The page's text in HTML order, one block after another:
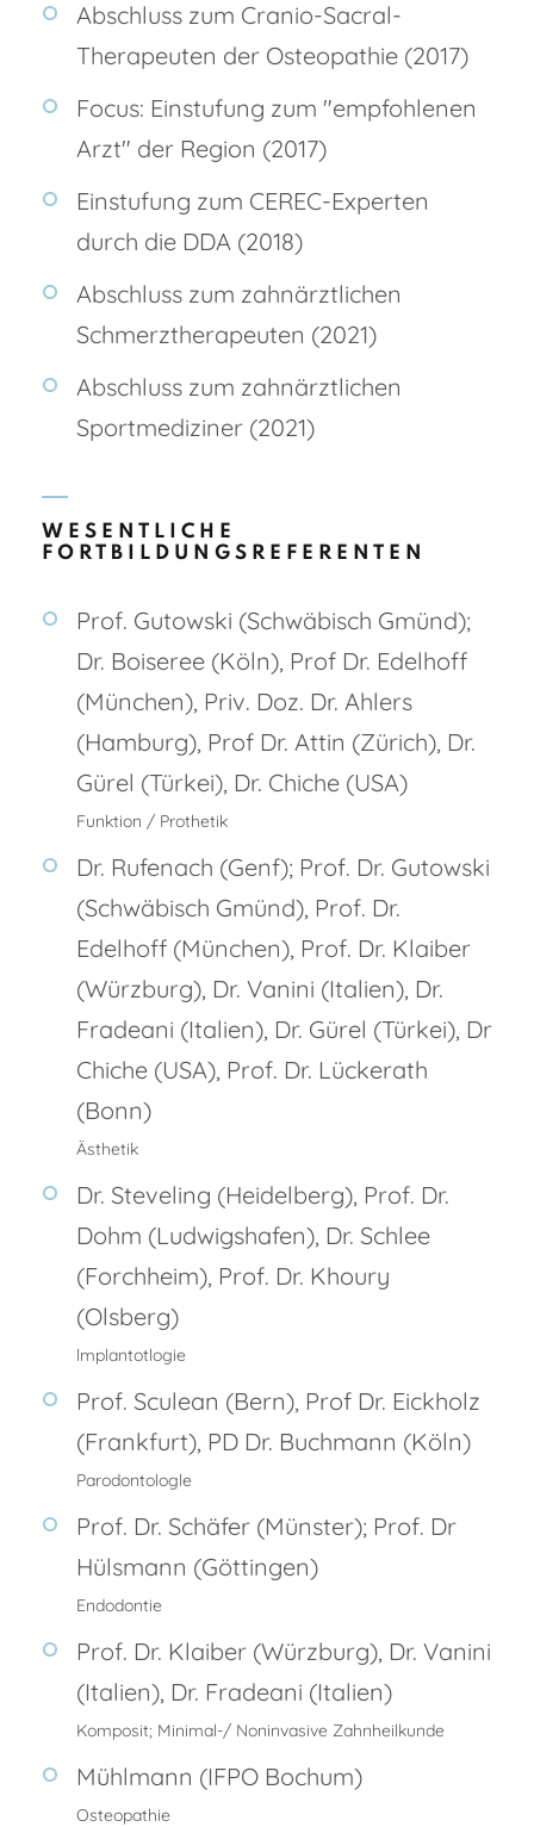
Abschluss zum Cranio-Sacral-
Therapeuten der Osteopathie (2017)
Focus: Einstufung zum "empfohlenen
Arzt" der Region (2017)
Einstufung zum CEREC-Experten
durch die DDA (2018)
Abschluss zum zahnärztlichen
Schmerztherapeuten (2021)
Abschluss zum zahnärztlichen
Sportmediziner (2021)
WESENTLICHE
FORTBILDUNGSREFERENTEN
Prof. Gutowski (Schwäbisch Gmünd);
Dr. Boiseree (Köln), Prof Dr. Edelhoff
(München), Priv. Doz. Dr. Ahlers
(Hamburg), Prof Dr. Attin (Zürich), Dr.
Gürel (Türkei), Dr. Chiche (USA)
Funktion / Prothetik
Dr. Rufenach (Genf); Prof. Dr. Gutowski
(Schwäbisch Gmünd), Prof. Dr.
Edelhoff (München), Prof. Dr. Klaiber
(Würzburg), Dr. Vanini (Italien), Dr.
Fradeani (Italien), Dr. Gürel (Türkei), Dr
Chiche (USA), Prof. Dr. Lückerath
(Bonn)
Ästhetik
Dr. Steveling (Heidelberg), Prof. Dr.
Dohm (Ludwigshafen), Dr. Schlee
(Forchheim), Prof. Dr. Khoury
(Olsberg)
lmplantotlogie
Prof. Sculean (Bern), Prof Dr. Eickholz
(Frankfurt), PD Dr. Buchmann (Köln)
Parodontologle
Prof. Dr. Schäfer (Münster); Prof. Dr
Hülsmann (Göttingen)
Endodontie
Prof. Dr. Klaiber (Würzburg), Dr. Vanini
(Italien), Dr. Fradeani (Italien)
Komposit; Minimal-/ Noninvasive Zahnheilkunde
Mühlmann (IFPO Bochum)
Osteopathie